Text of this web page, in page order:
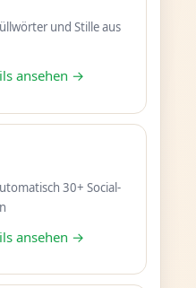
und Stille aus
ansehen →
30+ Social-
ansehen →